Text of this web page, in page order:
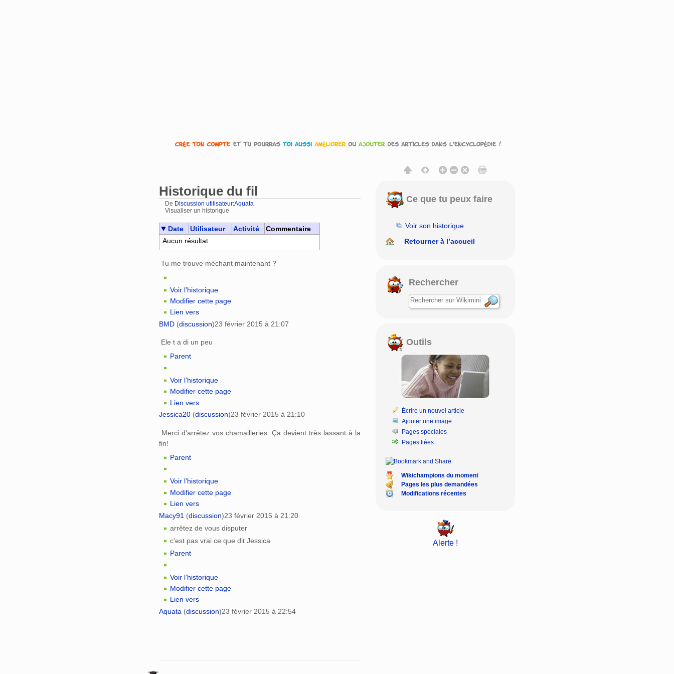
Historique du fil
De Discussion utilisateur:Aquata
Visualiser un historique
Date
Utilisateur Activité
Commentaire
Aucun résultat
Tu me trouve méchant maintenant ?
Voir l’historique
Modifier cette page
Lien vers
BMD (discussion)23 février 2015 à 21:07
Ele t a di un peu
Parent
Voir l’historique
Modifier cette page
Lien vers
Jessica20 (discussion)23 février 2015 à 21:10
Merci d'arrêtez vos chamailleries. Ça devient très lassant à la
fin!
Parent
Voir l’historique
Modifier cette page
Lien vers
Macy91 (discussion)23 février 2015 à 21:20
arrêtez de vous disputer
c'est pas vrai ce que dit Jessica
Parent
Voir l’historique
Modifier cette page
Lien vers
Aquata (discussion)23 février 2015 à 22:54
Ce que tu peux faire
Voir son historique
Retourner à l’accueil
Rechercher
Outils
Écrire un nouvel article
Ajouter une image
Pages spéciales
Pages liées
Wikichampions du moment
Pages les plus demandées
Modifications récentes
Alerte !